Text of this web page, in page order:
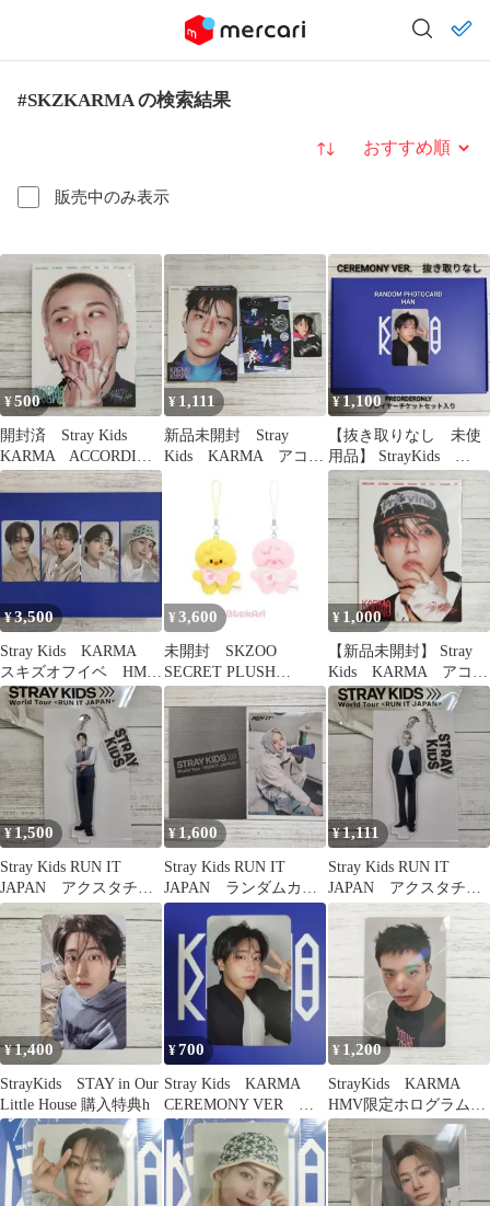
#SKZKARMA の検索結果
販売中のみ表示
並び替え
¥500
開封済 Stray Kids
KARMA ACCORDION
VER ヒョンジン
¥ 1,111
新品未開封 Stray
Kids KARMA アコー
ディオンバージョン
スンミン
¥1,100
【抜き取りなし 未使
用品】 StrayKids
KARMA ランダム ハ
¥3,500
Stray Kids KARMA
スキズオフイベ HMV
会場購入特典トレカ
¥ 3,600
未開封 SKZOO
SECRET PLUSH
MICRO Ver. ポガリ
¥ 1,000
【新品未開封】 Stray
Kids KARMA アコー
ディオンバージョン
ハン
¥ 1,500
Stray Kids RUN IT
JAPAN アクスタチャ
ーム スンミン
¥ 1,600
Stray Kids RUN IT
JAPAN ランダムカー
ド フィリックス
¥1,111
Stray Kids RUN IT
JAPAN アクスタチャ
ーム バンチャン
¥1,400
StrayKids STAY in Our
Little House 購入特典h
¥700
Stray Kids KARMA
CEREMONY VER ラ
ンダム ハン
¥ 1,200
StrayKids KARMA
HMV限定ホログラムス
ペシャルセルカ ヒョ
ンジン